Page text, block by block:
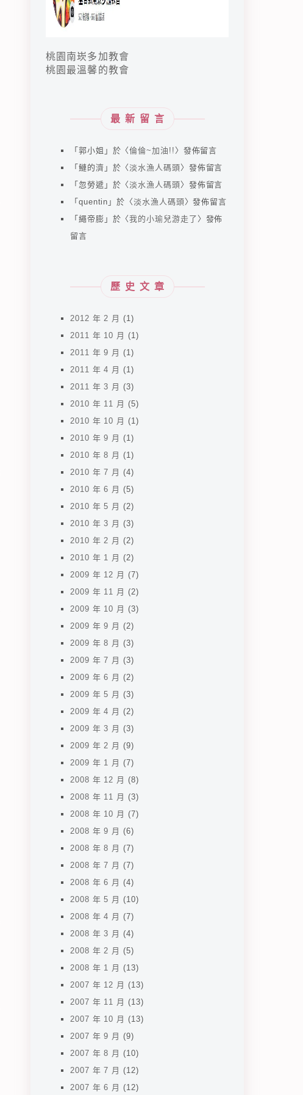
桃園南崁多加教會
桃園最溫馨的教會
最新留言
「 郭小姐 」於〈倫倫~加油!! 〉發佈留言
「 鰱的濟 」於〈淡水漁人碼頭〉發佈留言
「 忽勞遞 」於〈淡水漁人碼頭〉發佈留言
「 quentin 」於〈淡水漁人碼頭〉發佈留言
「 繩帝膨 」於〈我的小瑜兒游走了 〉發佈
留言
歷史文章
2012 年 2 月 (1)
2011 年 10 月 (1)
2011 年 9 月 (1)
2011 年 4 月 (1)
2011 年 3 月 (3)
2010 年 11 月 (5)
2010 年 10 月 (1)
2010 年 9 月 (1)
2010 年 8 月 (1)
2010 年 7 月 (4)
2010 年 6 月 (5)
2010 年 5 月 (2)
2010 年 3 月 (3)
2010 年 2 月 (2)
2010 年 1 月 (2)
2009 年 12 月 (7)
2009 年 11 月 (2)
2009 年 10 月 (3)
2009 年 9 月 (2)
2009 年 8 月 (3)
2009 年 7 月 (3)
2009 年 6 月 (2)
2009 年 5 月 (3)
2009 年 4 月 (2)
2009 年 3 月 (3)
2009 年 2 月 (9)
2009 年 1 月 (7)
2008 年 12 月 (8)
2008 年 11 月 (3)
2008 年 10 月 (7)
2008 年 9 月 (6)
2008 年 8 月 (7)
2008 年 7 月 (7)
2008 年 6 月 (4)
2008 年 5 月 (10)
2008 年 4 月 (7)
2008 年 3 月 (4)
2008 年 2 月 (5)
2008 年 1 月 (13)
2007 年 12 月 (13)
2007 年 11 月 (13)
2007 年 10 月 (13)
2007 年 9 月 (9)
2007 年 8 月 (10)
2007 年 7 月 (12)
2007 年 6 月 (12)